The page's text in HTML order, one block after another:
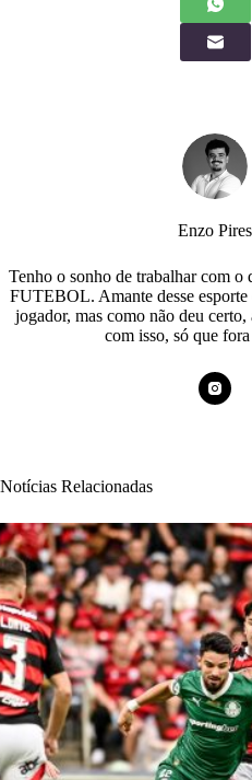
Enzo Pires
Tenho o sonho de trabalhar com o
FUTEBOL. Amante desse esporte
jogador, mas como não deu
com isso, só que
Notícias Relacionadas